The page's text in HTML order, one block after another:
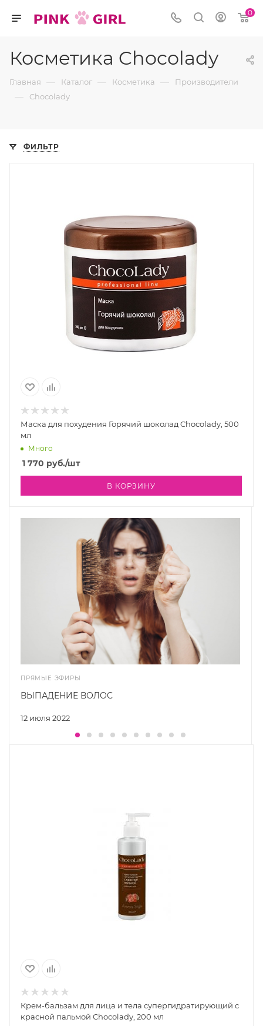
0
Косметика Chocolady
Главная — Каталог — Косметика — Производители
— Chocolady
ФИЛЬТР
Маска для похудения Горячий шоколад Chocolady, 500
мл
Много
1 770 руб./шт
В КОРЗИНУ
ПРЯМЫЕ ЭФИРЫ
12 июля 2022
ВЫПАДЕНИЕ ВОЛОС
Крем-бальзам для лица и тела супергидратирующий с
красной пальмой Chocolady, 200 мл